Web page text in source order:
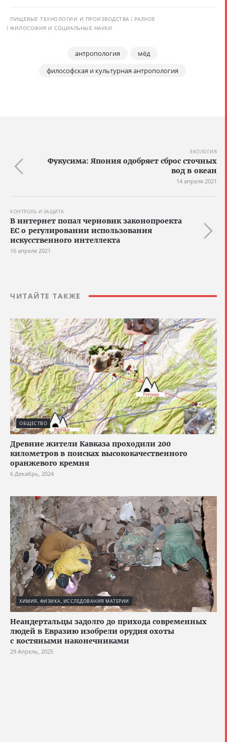
ПИЩЕВЫЕ ТЕХНОЛОГИИ И ПРОИЗВОДСТВА
РАЗНОЕ
ФИЛОСОФИЯ И СОЦИАЛЬНЫЕ НАУКИ
антропология
мёд
философская и культурная антропология
ЭКОЛОГИЯ
Фукусима: Япония одобряет сброс сточных
вод в океан
14 апреля 2021
КОНТРОЛЬ И ЗАЩИТА
В интернет попал черновик законопроекта
ЕС о регулировании использования
искусственного интеллекта
16 апреля 2021
ЧИТАЙТЕ ТАКЖЕ
ОБЩЕСТВО
Древние жители Кавказа проходили 200
километров в поисках высококачественного
оранжевого кремня
6 Декабрь, 2024
ХИМИЯ, ФИЗИКА, ИССЛЕДОВАНИЯ МАТЕРИИ
Неандертальцы задолго до прихода современных
людей в Евразию изобрели орудия охоты
с костяными наконечниками
29 Апрель, 2025